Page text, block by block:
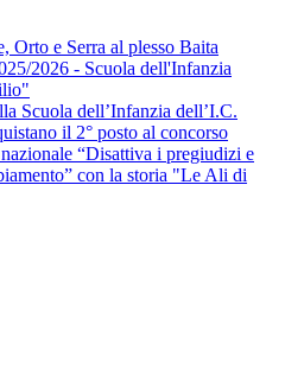
Orto e Serra al plesso Baita
2026 - Scuola dell'Infanzia
Scuola dell’Infanzia dell’I.C.
il 2° posto al concorso
“Disattiva i pregiudizi e
con la storia "Le Ali di